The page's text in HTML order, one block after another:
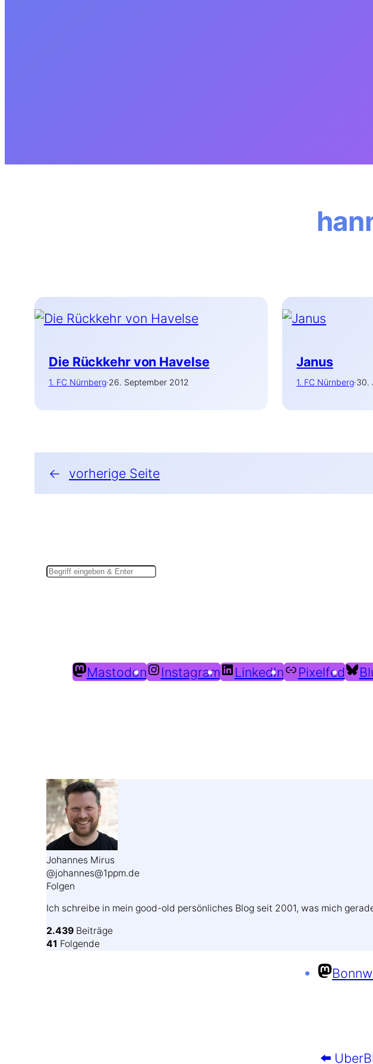
Die Rückkehr von Havelse
1. FC Nürnberg·26. September 2012
Janus
1. FC Nürnberg·30.
← vorherige Seite
Mastodon Instagram LinkedIn Pixelfed
Johannes Mirus
@johannes@1ppm.de
Folgen
Ich schreibe in mein good-old persönliches Blog seit 2001, was mich
2.439 Beiträge
41 Folgende
⬅️